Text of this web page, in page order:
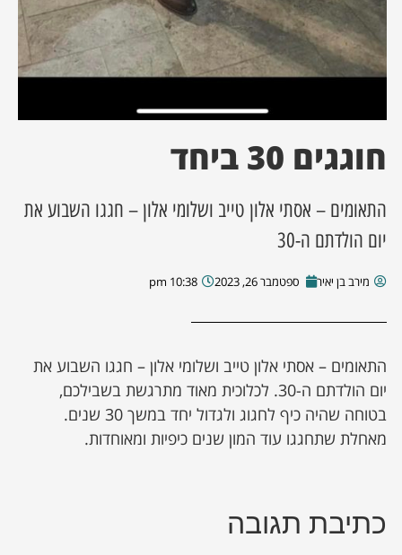
חוגגים 30 ביחד
התאומים – אסתי אלון טייב ושלומי אלון – חגגו השבוע את
יום הולדתם ה-30
מירב בן יאיר ספטמבר 26, 2023 10:38 pm
התאומים – אסתי אלון טייב ושלומי אלון – חגגו השבוע את
יום הולדתם ה-30. לכלוכית מאוד מתרגשת בשבילכם,
בטוחה שהיה כיף לחגוג ולגדול יחד במשך 30 שנים.
מאחלת שתחגגו עוד המון שנים כיפיות ומאוחדות.
כתיבת תגובה